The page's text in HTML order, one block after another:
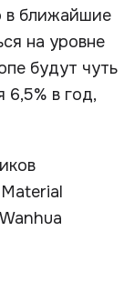
в ближайшие
на уровне
будут чуть
6,5% в год,